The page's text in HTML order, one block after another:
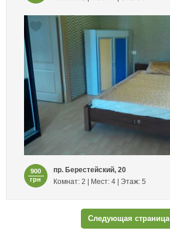
900
грн
пр. Берестейский, 20
Комнат: 2 | Мест: 4 | Этаж: 5
Следующая страница